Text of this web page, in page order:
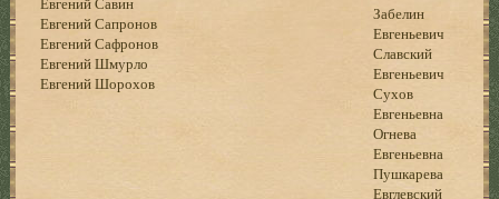
Евгений Сапронов
Евгений Сафронов
Евгений Шмурло
Евгений Шорохов
Забелин
Евгеньевич
Славский
Евгеньевич
Сухов
Евгеньевна
Огнева
Евгеньевна
Пушкарева
Евглевский